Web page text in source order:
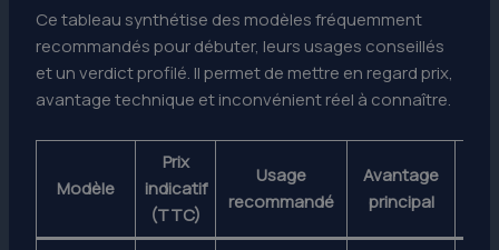
Ce tableau synthétise des modèles fréquemment
recommandés pour débuter, leurs usages conseillés
et un verdict profilé. Il permet de mettre en regard prix,
avantage technique et inconvénient réel à connaître.
Modèle
Prix
indicatif
(TTC)
Usage
recommandé
Avantage
principal